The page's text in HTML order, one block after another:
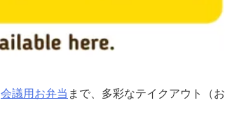
会議用お弁当 まで、多彩なテイクアウト（お